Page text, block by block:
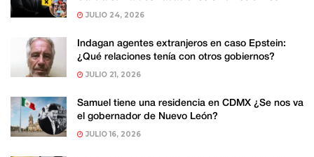
JULIO 24, 2026
Indagan agentes extranjeros en caso Epstein:
¿Qué relaciones tenía con otros gobiernos?
JULIO 21, 2026
Samuel tiene una residencia en CDMX ¿Se nos va
el gobernador de Nuevo León?
JULIO 16, 2026